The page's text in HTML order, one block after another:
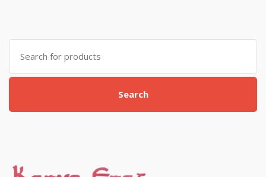
Search
for:
Search